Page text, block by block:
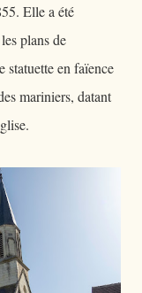
Elle a été
plans de
statuette en faïence
mariniers, datant